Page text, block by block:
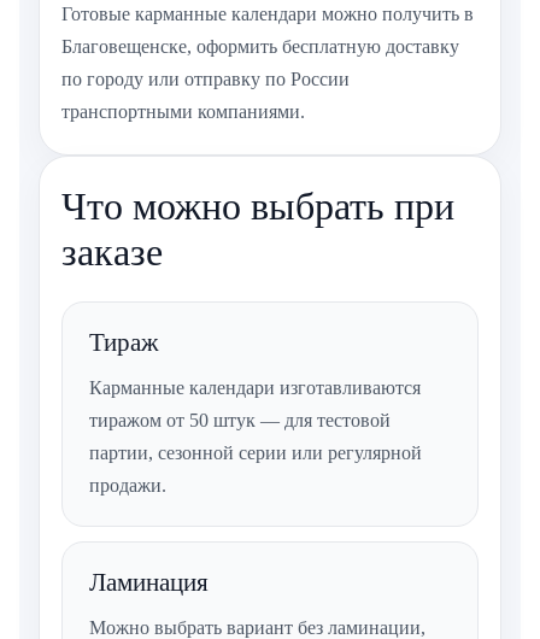
Готовые карманные календари можно получить в
Благовещенске, оформить бесплатную доставку
по городу или отправку по России
транспортными компаниями.
Что можно выбрать при
заказе
Тираж
Карманные календари изготавливаются
тиражом от 50 штук — для тестовой
партии, сезонной серии или регулярной
продажи.
Ламинация
Можно выбрать вариант без ламинации,